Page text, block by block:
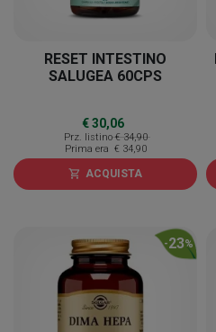
RESET INTESTINO
SALUGEA 60CPS
€ 30,06
Prz. listino € 34,90
Prima era € 34,90
shopping_cart ACQUISTA
-23%